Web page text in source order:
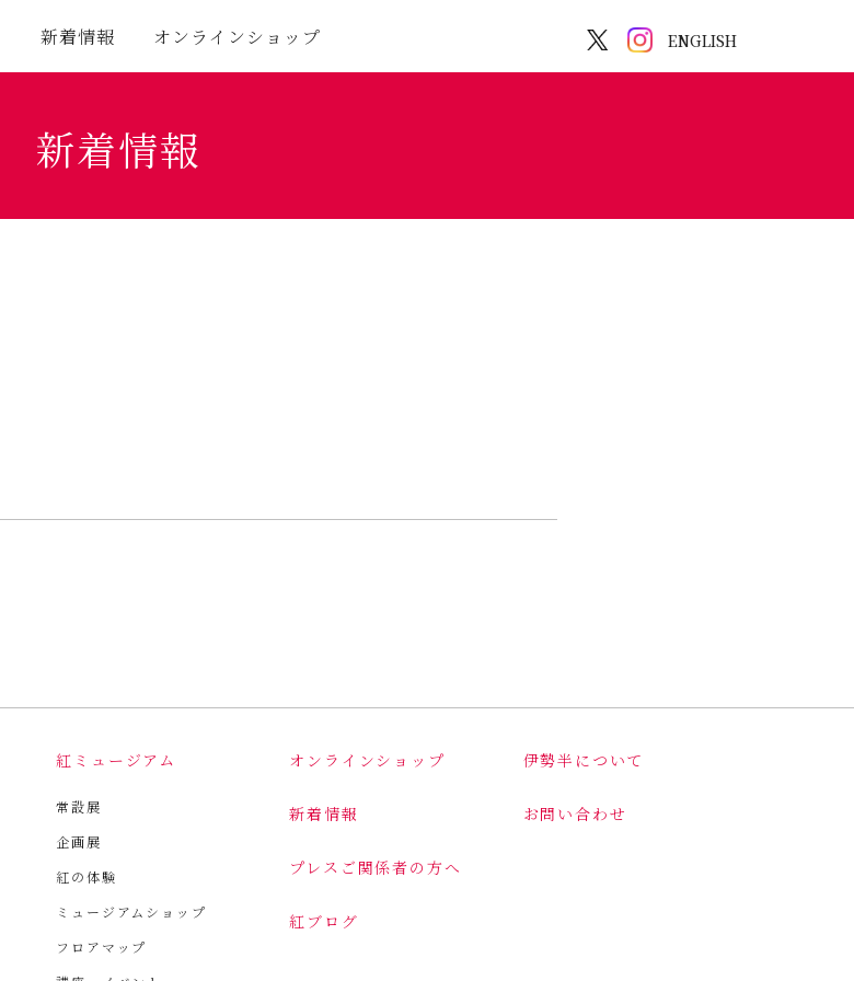
新着情報 オンラインショップ ENGLISH
新着情報
紅ミュージアム
常設展
企画展
紅の体験
ミュージアムショップ
フロアマップ
オンラインショップ
新着情報
プレスご関係者の方へ
紅ブログ
伊勢半について
お問い合わせ